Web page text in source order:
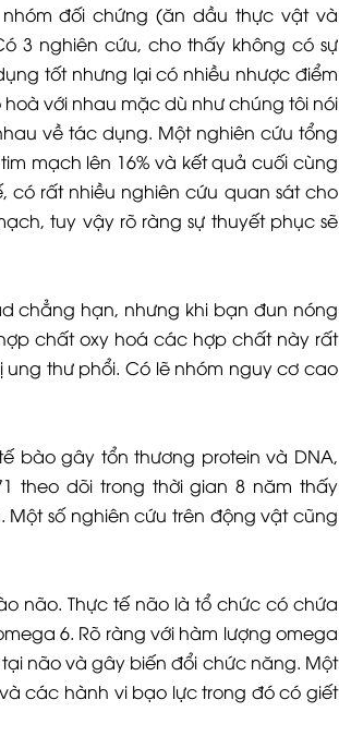
đối chứng (ăn dầu thực vật và
3 nghiên cứu, cho thấy không có sự
tốt nhưng lại có nhiều nhược điểm
với nhau mặc dù như chúng tôi nói
về tác dụng. Một nghiên cứu tổng
mạch lên 16% và kết quả cuối cùng
có rất nhiều nghiên cứu quan sát cho
tuy vậy rõ ràng sự thuyết phục sẽ
chẳng hạn, nhưng khi bạn đun nóng
chất oxy hoá các hợp chất này rất
ung thư phổi. Có lẽ nhóm nguy cơ cao
bào gây tổn thương protein và DNA,
theo dõi trong thời gian 8 năm thấy
số nghiên cứu trên động vật cũng
não. Thực tế não là tổ chức có chứa
6. Rõ ràng với hàm lượng omega
não và gây biến đổi chức năng. Một
các hành vi bạo lực trong đó có giết